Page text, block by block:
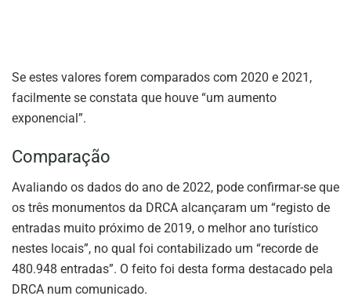
Se estes valores forem comparados com 2020 e 2021,
facilmente se constata que houve “um aumento
exponencial”.
Comparação
Avaliando os dados do ano de 2022, pode confirmar-se que
os três monumentos da DRCA alcançaram um “registo de
entradas muito próximo de 2019, o melhor ano turístico
nestes locais”, no qual foi contabilizado um “recorde de
480.948 entradas”. O feito foi desta forma destacado pela
DRCA num comunicado.